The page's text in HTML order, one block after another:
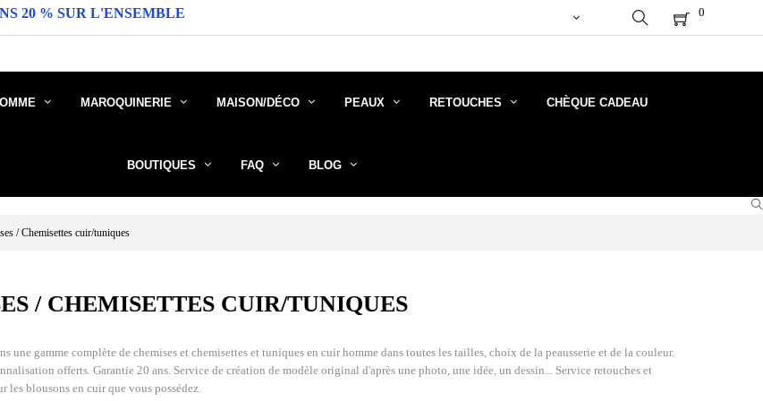
0
MAROQUINERIE MAISON/DÉCO PEAUX RETOUCHES CHÈQUE CADEAU
BOUTIQUES FAQ BLOG
DU SITE ( DANS LA LIMITE DES STOCKS DISPONIBLES). FERMETURE DE NOS DEUX
/ Chemisettes cuir/tuniques
/ CHEMISETTES CUIR/TUNIQUES
une gamme complète de chemises et chemisettes et tuniques en cuir homme dans toutes les tailles, choix de la peausserie et de la couleur.
offerts. Garantie 20 ans. Service de création de modèle original d'après une photo, une idée, un dessin... Service retouches et
les blousons en cuir que vous possédez.